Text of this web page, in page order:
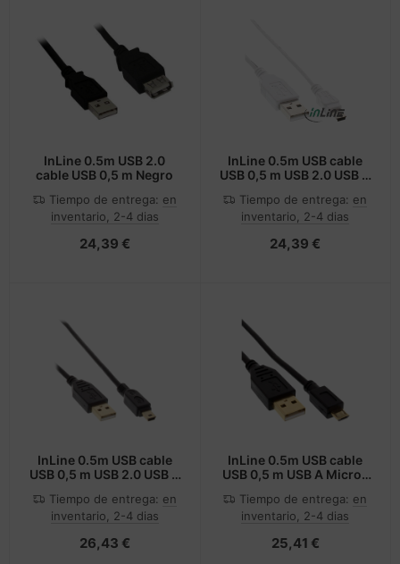
InLine 0.5m USB 2.0
cable USB 0,5 m Negro
Tiempo de entrega: en
inventario, 2-4 dias
24,39 €
InLine 0.5m USB cable
USB 0,5 m USB 2.0 USB A
Tiempo de entrega: en
inventario, 2-4 dias
24,39 €
InLine 0.5m USB cable
USB 0,5 m USB 2.0 USB A
Tiempo de entrega: en
inventario, 2-4 dias
26,43 €
InLine 0.5m USB cable
USB 0,5 m USB A Micro-
Tiempo de entrega: en
inventario, 2-4 dias
25,41 €